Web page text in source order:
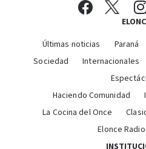
Últimas noticias Paraná
Sociedad
Internacionales
Haciendo Comunidad
La Cocina del Once
Elonce